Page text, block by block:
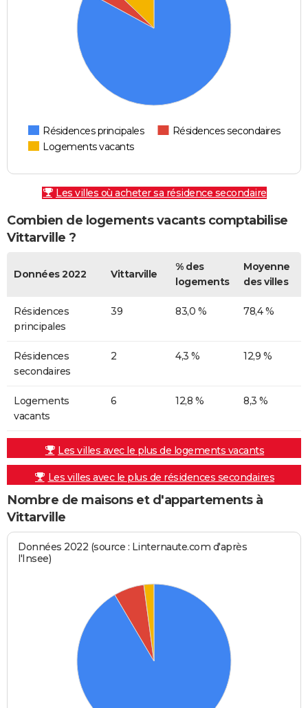
Résidences principales
Résidences secondaires
Logements vacants
Les villes où acheter sa résidence secondaire
Combien de logements vacants comptabilise
Vittarville ?
Données 2022 Vittarville
% des
logements
Moyenne
des villes
Résidences
principales
39 83,0 % 78,4 %
Résidences
secondaires
2 4,3 % 12,9 %
Logements
vacants
6 12,8 % 8,3 %
Les villes avec le plus de logements vacants
Les villes avec le plus de résidences secondaires
Nombre de maisons et d'appartements à
Vittarville
Données 2022 (source : Linternaute.com d'après
l'Insee)